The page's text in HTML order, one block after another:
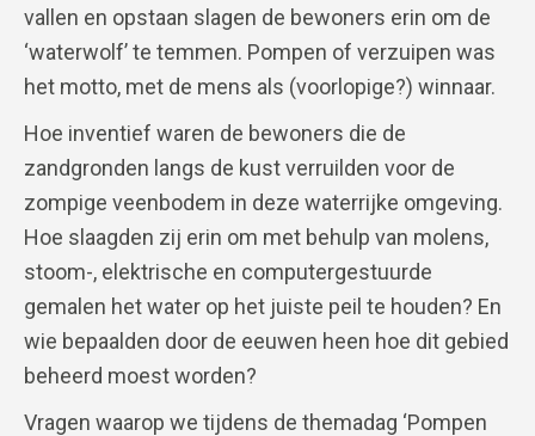
vallen en opstaan slagen de bewoners erin om de
‘waterwolf’ te temmen. Pompen of verzuipen was
het motto, met de mens als (voorlopige?) winnaar.
Hoe inventief waren de bewoners die de
zandgronden langs de kust verruilden voor de
zompige veenbodem in deze waterrijke omgeving.
Hoe slaagden zij erin om met behulp van molens,
stoom-, elektrische en computergestuurde
gemalen het water op het juiste peil te houden? En
wie bepaalden door de eeuwen heen hoe dit gebied
beheerd moest worden?
Vragen waarop we tijdens de themadag ‘Pompen